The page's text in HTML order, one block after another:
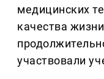
медицинских
качества
участвовали